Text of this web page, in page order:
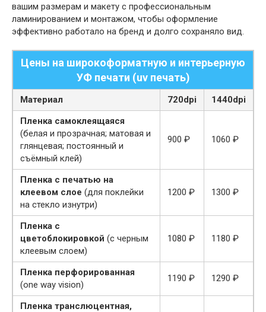
вашим размерам и макету с профессиональным
ламинированием и монтажом, чтобы оформление
эффективно работало на бренд и долго сохраняло вид.
Цены на широкоформатную и интерьерную
УФ печати (uv печать)
Материал 720dpi
1440dpi
Пленка самоклеящаяся
(белая и прозрачная; матовая и
глянцевая; постоянный и
съёмный клей)
900 ₽ 1060 ₽
Пленка с печатью на
клеевом слое (для поклейки
на стекло изнутри)
1200 ₽ 1300 ₽
Пленка с
цветоблокировкой (с черным
клеевым слоем)
1080 ₽ 1180 ₽
Пленка перфорированная
(one way vision)
1190 ₽ 1290 ₽
Пленка транслюцентная,